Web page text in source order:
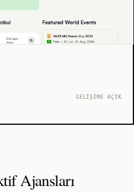
GELİŞİME AÇIK
Ajansları